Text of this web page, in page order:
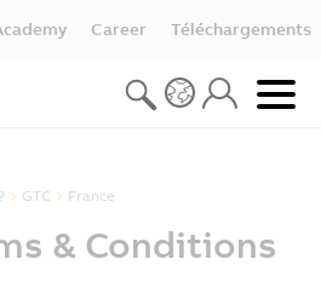
Career Téléchargements
GTC France
& Conditions